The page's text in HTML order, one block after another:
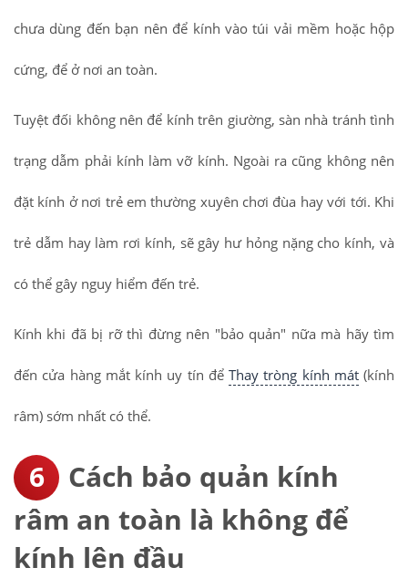
chưa dùng đến bạn nên để kính vào túi vải mềm hoặc hộp
cứng, để ở nơi an toàn.
Tuyệt đối không nên để kính trên giường, sàn nhà tránh tình
trạng dẫm phải kính làm vỡ kính. Ngoài ra cũng không nên
đặt kính ở nơi trẻ em thường xuyên chơi đùa hay với tới. Khi
trẻ dẫm hay làm rơi kính, sẽ gây hư hỏng nặng cho kính, và
có thể gây nguy hiểm đến trẻ.
Kính khi đã bị rỡ thì đừng nên "bảo quản" nữa mà hãy tìm
đến cửa hàng mắt kính uy tín để Thay tròng kính mát(kính
râm) sớm nhất có thể.
Cách bảo quản kính
râm an toàn là không để
kính lên đầu